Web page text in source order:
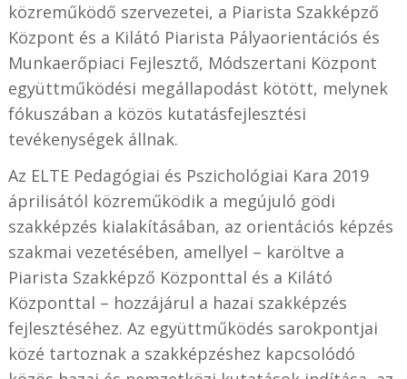
közreműködő szervezetei, a Piarista Szakképző
Központ és a Kilátó Piarista Pályaorientációs és
Munkaerőpiaci Fejlesztő, Módszertani Központ
együttműködési megállapodást kötött, melynek
fókuszában a közös kutatásfejlesztési
tevékenységek állnak.
Az ELTE Pedagógiai és Pszichológiai Kara 2019
áprilisától közreműködik a megújuló gödi
szakképzés kialakításában, az orientációs képzés
szakmai vezetésében, amellyel – karöltve a
Piarista Szakképző Központtal és a Kilátó
Központtal – hozzájárul a hazai szakképzés
fejlesztéséhez. Az együttműködés sarokpontjai
közé tartoznak a szakképzéshez kapcsolódó